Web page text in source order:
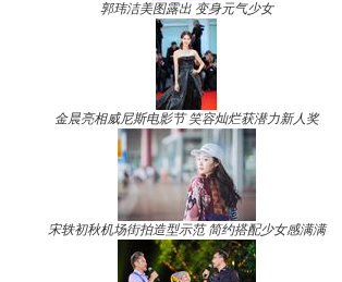
郭玮洁美图露出 变身元气少女
金晨亮相威尼斯电影节 笑容灿烂获潜力新人奖
宋轶初秋机场街拍造型示范 简约搭配少女感满满